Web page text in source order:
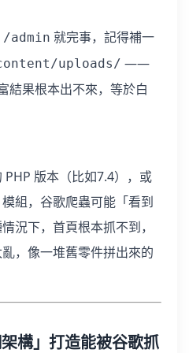
就完事，記得補一
uploads/ ——
結果根本出不來，等於白
版本（比如7.4），或
組，谷歌爬蟲可能「看到
況下，首頁根本抓不到，
，像一堆舊零件拼出來的
構」打造能被谷歌抓